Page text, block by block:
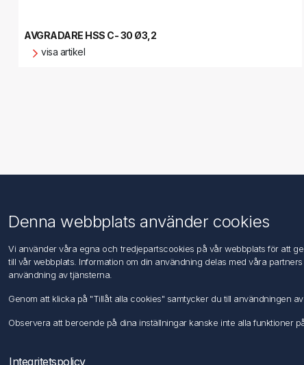
AVGRADARE HSS C- 30 Ø3,2
visa artikel
Information
DIN EN ISO 9001 & 14001
Integritetspolicy
Om oss
Kundtjänst
Denna webbplats använder cookies
Vi använder våra egna och tredjepartscookies på vår webbplats för att
till vår webbplats. Information om din användning delas med våra
användning av tjänsterna.
Genom att klicka på "Tillåt alla cookies" samtycker du till användningen
Observera att beroende på dina inställningar kanske inte alla funktioner
Integritetspolicy